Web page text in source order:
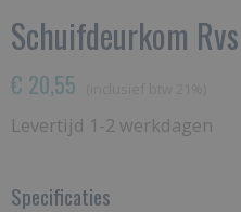
Schuifdeurkom
€ 20,55
Levertijd 1-2 werkdagen
Specificaties